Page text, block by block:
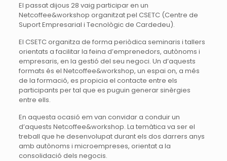
El passat dijous 28 vaig participar en un
Netcoffee&workshop organitzat pel CSETC (Centre de
Suport Empresarial i Tecnològic de Cardedeu).
El CSETC organitza de forma periòdica seminaris i tallers
orientats a facilitar la feina d’emprenedors, autònoms i
empresaris, en la gestió del seu negoci. Un d’aquests
formats és el Netcoffee&workshop, un espai on, a més
de la formació, es propicia el contacte entre els
participants per tal que es puguin generar sinèrgies
entre ells.
En aquesta ocasió em van convidar a conduir un
d’aquests Netcoffee&workshop. La temàtica va ser el
treball que he desenvolupat durant els dos darrers anys
amb autònoms i microempreses, orientat a la
consolidació dels negocis.